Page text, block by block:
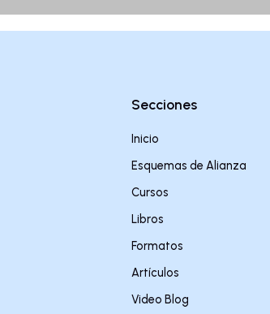
Secciones
Inicio
Esquemas de Alianza
Cursos
Libros
Formatos
Artículos
Video Blog